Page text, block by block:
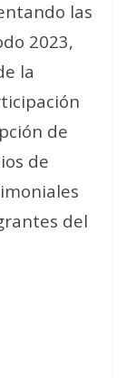
las
2023,
la
de
de
del